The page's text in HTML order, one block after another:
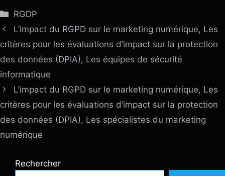
Catégories
RGDP
L’impact du RGPD sur le marketing numérique, Les
critères pour les évaluations d’impact sur la protection
des données (DPIA), Les équipes de sécurité
informatique
L’impact du RGPD sur le marketing numérique, Les
critères pour les évaluations d’impact sur la protection
des données (DPIA), Les spécialistes du marketing
numérique
Rechercher